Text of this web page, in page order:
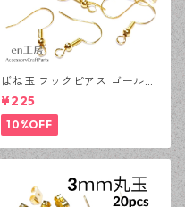
ばね玉 フックピアス ゴールド
100ピース 釣針型 大容量 プチ
プラパーツ 【en工房】
¥225
10%OFF